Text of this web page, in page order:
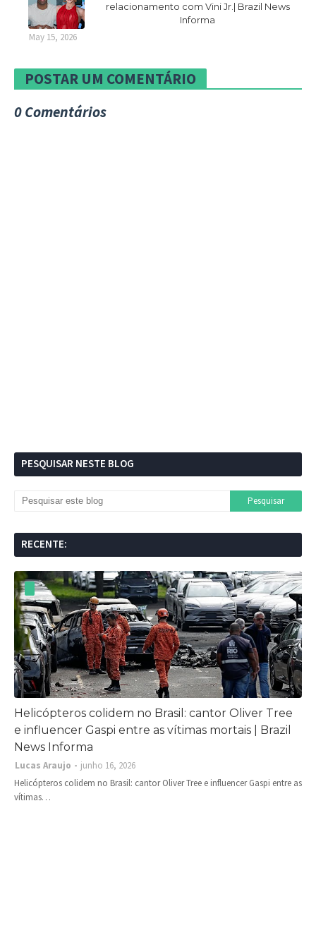
relacionamento com Vini Jr.| Brazil News
Informa
May 15, 2026
POSTAR UM COMENTÁRIO
0 Comentários
PESQUISAR NESTE BLOG
RECENTE:
Helicópteros colidem no Brasil: cantor Oliver Tree
e influencer Gaspi entre as vítimas mortais | Brazil
News Informa
Lucas Araujo
junho 16, 2026
Helicópteros colidem no Brasil: cantor Oliver Tree e influencer Gaspi entre as
vítimas…